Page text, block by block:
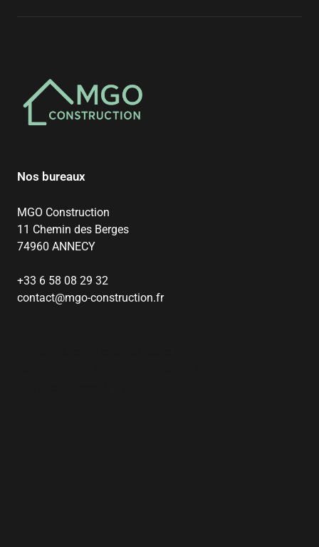
Nos bureaux
MGO Construction
11 Chemin des Berges
74960 ANNECY
+33 6 58 08 29 32
contact@mgo-construction.fr